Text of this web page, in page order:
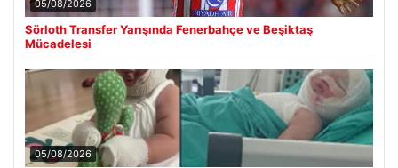
05/08/2026
Sörloth Transfer Yarışında Fenerbahçe ve Beşiktaş
Mücadelesi
05/08/2026